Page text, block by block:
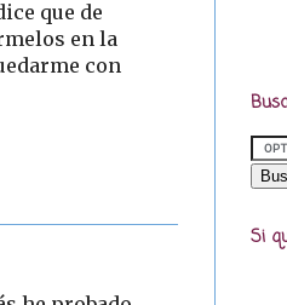
que de
en la
con
Si